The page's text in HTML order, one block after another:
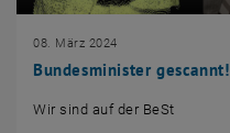
Bundesminister gescannt!
08. März 2024
Wir sind auf der BeSt